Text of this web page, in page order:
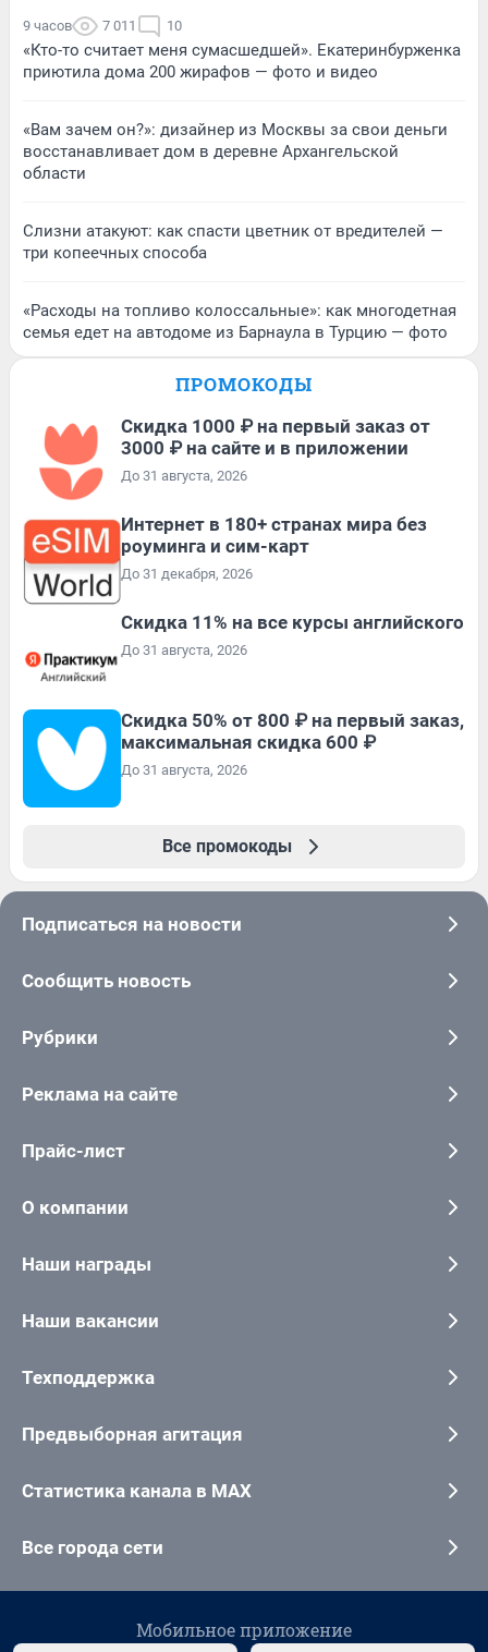
9 часов 7 011 10
«Кто-то считает меня сумасшедшей». Екатеринбурженка
приютила дома 200 жирафов — фото и видео
«Вам зачем он?»: дизайнер из Москвы за свои деньги
восстанавливает дом в деревне Архангельской
области
Слизни атакуют: как спасти цветник от вредителей —
три копеечных способа
«Расходы на топливо колоссальные»: как многодетная
семья едет на автодоме из Барнаула в Турцию — фото
ПРОМОКОДЫ
Скидка 1000 ₽ на первый заказ от
3000 ₽ на сайте и в приложении
До 31 августа, 2026
Интернет в 180+ странах мира без
роуминга и сим-карт
До 31 декабря, 2026
Скидка 11% на все курсы английского
До 31 августа, 2026
Скидка 50% от 800 ₽ на первый заказ,
максимальная скидка 600 ₽
До 31 августа, 2026
Все промокоды
Подписаться на новости
Сообщить новость
Рубрики
Реклама на сайте
Прайс-лист
О компании
Наши награды
Наши вакансии
Техподдержка
Предвыборная агитация
Статистика канала в MAX
Все города сети
Мобильное приложение